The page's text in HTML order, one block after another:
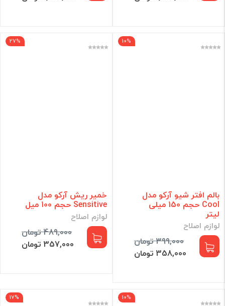
10%
بالم افتر شیو آرکو مدل
Cool حجم 150 میلى
لیتر
لوازم اصلاح
399,000 تومان
358,000 تومان
27%
خمیر ریش آرکو مدل
Sensitive حجم 100 میل
لوازم اصلاح
489,000 تومان
357,000 تومان
10%
17%